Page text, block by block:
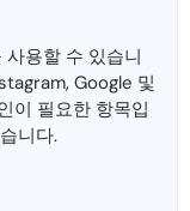
용할 수 있습니
Google 및
이 필요한 항목입
니다.